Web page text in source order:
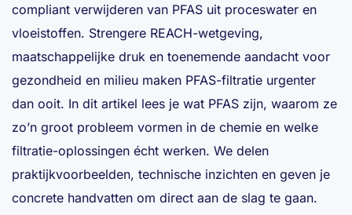
compliant verwijderen van PFAS uit proceswater en
vloeistoffen. Strengere REACH-wetgeving,
maatschappelijke druk en toenemende aandacht voor
gezondheid en milieu maken PFAS-filtratie urgenter
dan ooit. In dit artikel lees je wat PFAS zijn, waarom ze
zo’n groot probleem vormen in de chemie en welke
filtratie-oplossingen écht werken. We delen
praktijkvoorbeelden, technische inzichten en geven je
concrete handvatten om direct aan de slag te gaan.